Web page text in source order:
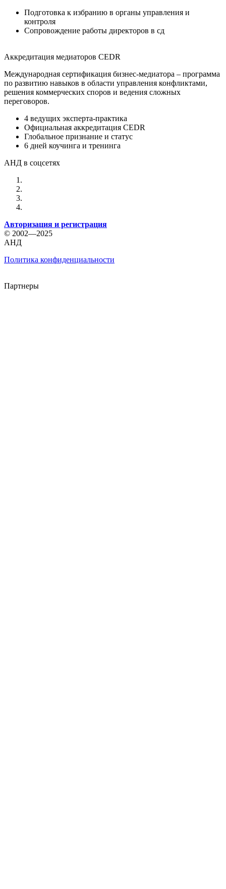
Подготовка к избранию в органы управления и
контроля
Сопровождение работы директоров в сд
Аккредитация медиаторов CEDR
Международная сертификация бизнес-медиатора – программа
по развитию навыков в области управления конфликтами,
решения коммерческих споров и ведения сложных
переговоров.
4 ведущих эксперта-практика
Официальная аккредитация CEDR
Глобальное признание и статус
6 дней коучинга и тренинга
АНД в соцсетях
Авторизация и регистрация
© 2002—2025
АНД
Политика конфиденциальности
Партнеры